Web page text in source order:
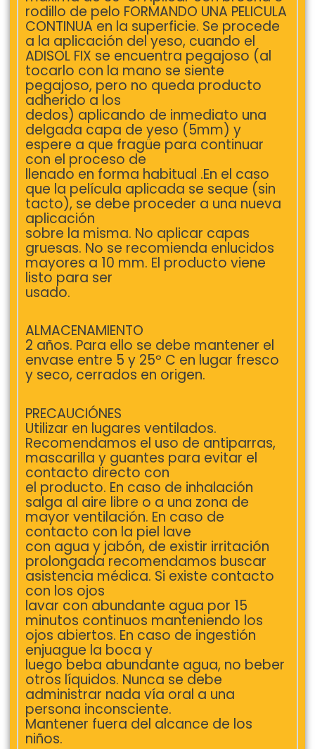
rodillo de pelo FORMANDO UNA PELICULA
CONTINUA en la superficie. Se procede
a la aplicación del yeso, cuando el
ADISOL FIX se encuentra pegajoso (al
tocarlo con la mano se siente
pegajoso, pero no queda producto
adherido a los
dedos) aplicando de inmediato una
delgada capa de yeso (5mm) y
espere a que fragüe para continuar
con el proceso de
llenado en forma habitual .En el caso
que la película aplicada se seque (sin
tacto), se debe proceder a una nueva
aplicación
sobre la misma. No aplicar capas
gruesas. No se recomienda enlucidos
mayores a 10 mm. El producto viene
listo para ser
usado.
ALMACENAMIENTO
2 años. Para ello se debe mantener el
envase entre 5 y 25º C en lugar fresco
y seco, cerrados en origen.
PRECAUCIÓNES
Utilizar en lugares ventilados.
Recomendamos el uso de antiparras,
mascarilla y guantes para evitar el
contacto directo con
el producto. En caso de inhalación
salga al aire libre o a una zona de
mayor ventilación. En caso de
contacto con la piel lave
con agua y jabón, de existir irritación
prolongada recomendamos buscar
asistencia médica. Si existe contacto
con los ojos
lavar con abundante agua por 15
minutos continuos manteniendo los
ojos abiertos. En caso de ingestión
enjuague la boca y
luego beba abundante agua, no beber
otros líquidos. Nunca se debe
administrar nada vía oral a una
persona inconsciente.
Mantener fuera del alcance de los
niños.